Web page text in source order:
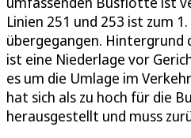
Linien 251 und 253 ist zum
übergegangen.
ist eine Niederlage vor
es um die Umlage im
hat sich als zu hoch für die
herausgestellt und muss